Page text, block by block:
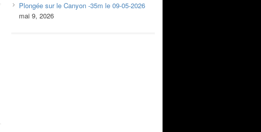
Plongée sur le Canyon -35m le 09-05-2026
mai 9, 2026